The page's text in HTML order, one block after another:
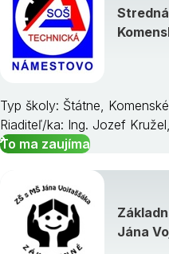
Typ školy: Štátne,
Riaditeľ/ka: Ing. Jozef
To ma zaujíma
Jána